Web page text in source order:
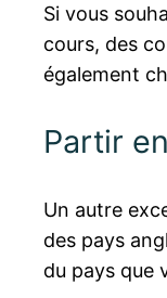
Si vous
cours, des
également
Partir
Un autre
des pays
du pays que